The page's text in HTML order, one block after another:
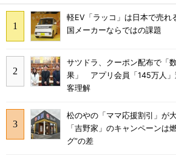
軽EV「ラッコ」は日本で売
国メーカーならではの課題
サツドラ、クーポン配布で「
果」 アプリ会員「145万人」
客理解
松のやの「ママ応援割引」が
「吉野家」のキャンペーンは
グ”の差